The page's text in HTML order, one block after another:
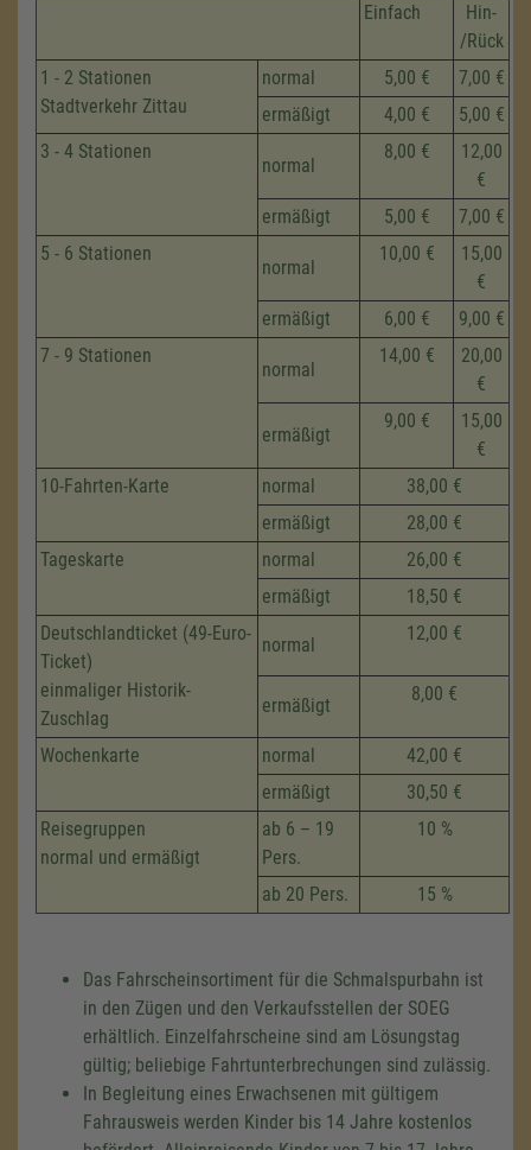
Einfach
Hin-
/Rück
1 - 2 Stationen
Stadtverkehr Zittau
normal 5,00 €
7,00 €
ermäßigt
4,00 €
5,00 €
3 - 4 Stationen
normal
8,00 €
12,00
€
ermäßigt
5,00 €
7,00 €
5 - 6 Stationen
normal
10,00 €
15,00
€
ermäßigt
6,00 €
9,00 €
7 - 9 Stationen
normal
14,00 €
20,00
€
ermäßigt
9,00 €
15,00
€
10-Fahrten-Karte
normal
38,00 €
ermäßigt
28,00 €
Tageskarte
normal
26,00 €
ermäßigt
18,50 €
Deutschlandticket (49-Euro-
Ticket)
einmaliger Historik-
Zuschlag
normal
12,00 €
ermäßigt
8,00 €
Wochenkarte normal
42,00 €
ermäßigt
30,50 €
Reisegruppen
normal und ermäßigt
ab 6 – 19
Pers.
10 %
ab 20 Pers. 15 %
Das Fahrscheinsortiment für die Schmalspurbahn ist
in den Zügen und den Verkaufsstellen der SOEG
erhältlich. Einzelfahrscheine sind am Lösungstag
gültig; beliebige Fahrtunterbrechungen sind zulässig.
In Begleitung eines Erwachsenen mit gültigem
Fahrausweis werden Kinder bis 14 Jahre kostenlos